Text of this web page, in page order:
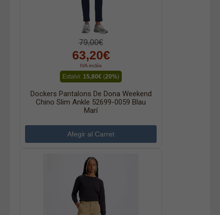
79,00€
63,20€
IVA inclòs
Estalvi: 15,80€ (20%)
Dockers Pantalons De Dona Weekend
Chino Slim Ankle 52699-0059 Blau
Marí